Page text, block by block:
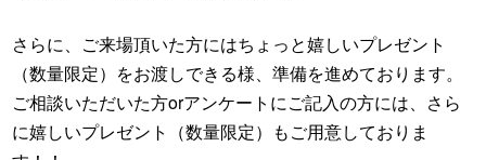
さらに、ご来場頂いた方にはちょっと嬉しいプレゼント
（数量限定）をお渡しできる様、準備を進めております。
ご相談いただいた方orアンケートにご記入の方には、さら
に嬉しいプレゼント（数量限定）もご用意しておりま